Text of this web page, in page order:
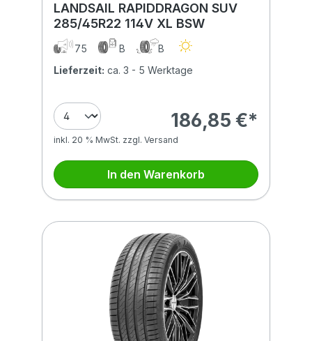
LANDSAIL RAPIDDRAGON SUV
285/45R22 114V XL BSW
75 B
B
Lieferzeit: ca. 3 - 5 Werktage
186,85 €*
inkl. 20 % MwSt. zzgl. Versand
In den Warenkorb